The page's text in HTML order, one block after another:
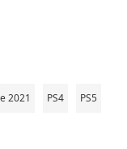
2021 PS4 PS5